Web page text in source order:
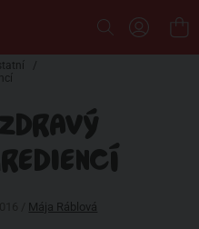
/
Mája Ráblová